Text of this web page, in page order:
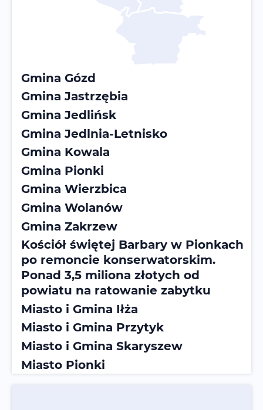
Gmina Gózd
Gmina Jastrzębia
Gmina Jedlińsk
Gmina Jedlnia-Letnisko
Gmina Kowala
Gmina Pionki
Gmina Wierzbica
Gmina Wolanów
Gmina Zakrzew
Kościół świętej Barbary w Pionkach
po remoncie konserwatorskim.
Ponad 3,5 miliona złotych od
powiatu na ratowanie zabytku
Miasto i Gmina Iłża
Miasto i Gmina Przytyk
Miasto i Gmina Skaryszew
Miasto Pionki